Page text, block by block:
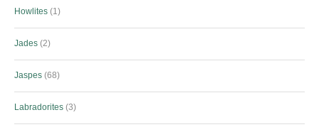
Howlites 1
Jades 2
Jaspes 68
Labradorites 3